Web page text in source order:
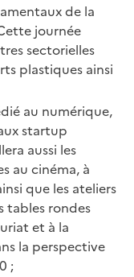
de la
journée
sectorielles
plastiques ainsi
au numérique,
startup
aussi les
au cinéma, à
que les ateliers
tables rondes
et à la
la perspective
;